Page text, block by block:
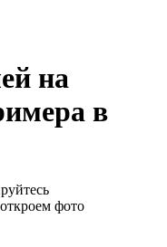
на
в
фото